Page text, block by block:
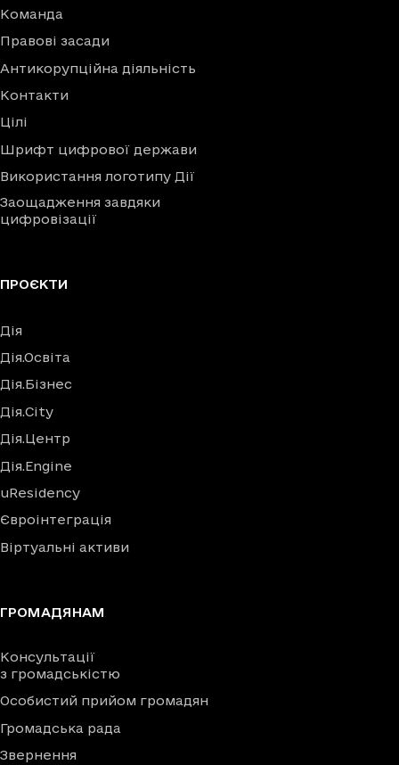
Команда
Правові засади
Антикорупційна діяльність
Контакти
Цілі
Шрифт цифрової держави
Використання логотипу Дії
Заощадження завдяки
цифровізації
ПРОЄКТИ
Дія
Дія.Освіта
Дія.Бізнес
Дія.City
Дія.Центр
Дія.Engine
uResidency
Євроінтеграція
Віртуальні активи
ГРОМАДЯНАМ
Консультації
з громадськістю
Особистий прийом громадян
Громадська рада
Звернення